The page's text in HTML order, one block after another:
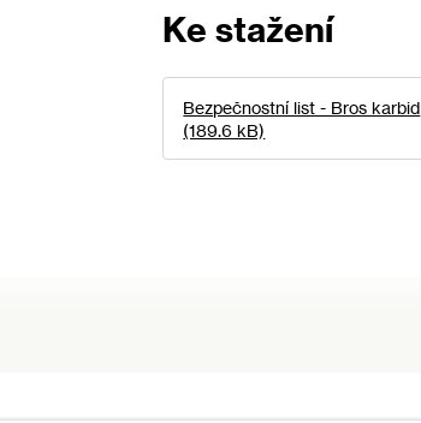
Bezpečnostní list - Bros karbid
(189.6 kB)